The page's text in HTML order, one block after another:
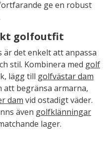
ge en robust
golfoutfit
är det enkelt att anpassa
stil. Kombinera med golf
lägg till golfvästar dam
att begränsa armarna,
dam vid ostadigt väder.
även golfklänningar
lager.